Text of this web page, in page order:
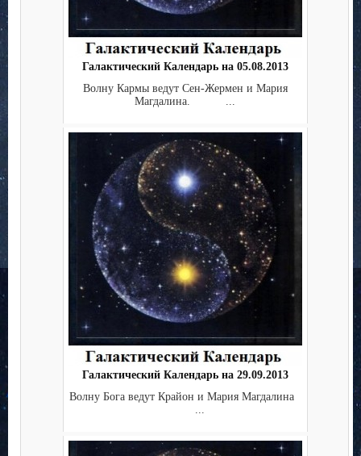
Галактический Календарь на 05.08.2013
Волну Кармы ведут Сен-Жермен и Мария
Магдалина. ...
Галактический Календарь на 29.09.2013
Волну Бога ведут Крайон и Мария Магдалина